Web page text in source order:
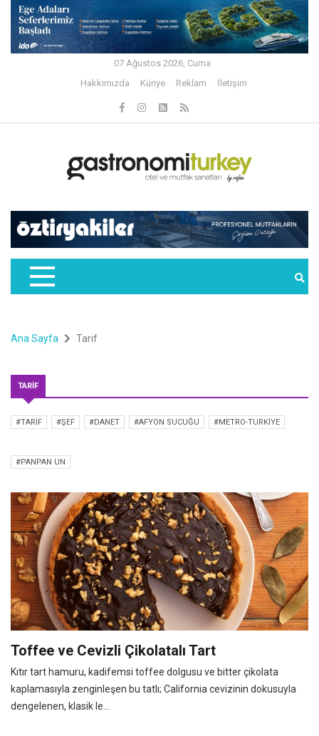
07 Ağustos 2026, Cuma
Hakkımızda
Künye Reklam İletişim
Ana Sayfa Tarif
TARIF
#TARIF #ŞEF #DANET #AFYON SUCUĞU #METRO-TURKIYE
#PANPAN UN
Toffee ve Cevizli Çikolatalı Tart
Kıtır tart hamuru, kadifemsi toffee dolgusu ve bitter çikolata
kaplamasıyla zenginleşen bu tatlı; California cevizinin dokusuyla
dengelenen, klasik le...